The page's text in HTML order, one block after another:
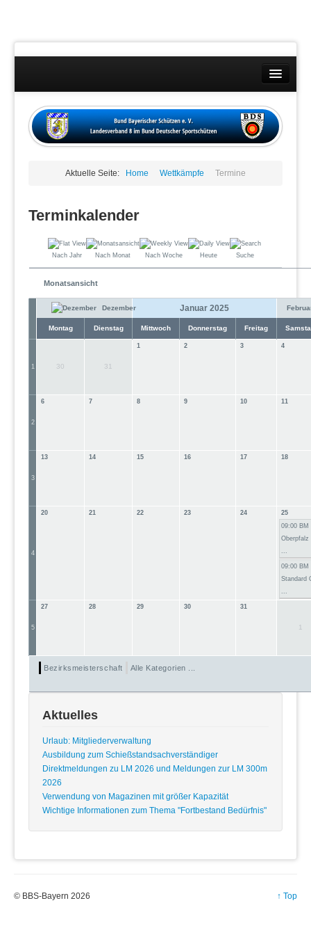
Wettkämpfe
Datenschutzübersicht
Aktuelle Seite: Home Wettkämpfe Termine
Terminkalender
Nach Jahr Nach Monat Nach Woche Heute Suche
Monatsansicht
Dezember Januar 2025
Montag Dienstag Mittwoch Donnerstag Freitag
1 30 31
1 2 3 4
2
6 7 8 9 10 11
3
13 14 15 16 17 18
4
20 21 22 23 24
25
09:00 BM
Oberpfalz
09:00 BM
Standard
5
27 28 29 30 31
1
Bezirksmeisterschaft Alle Kategorien ...
Aktuelles
Urlaub: Mitgliederverwaltung
Ausbildung zum Schießstandsachverständiger
Direktmeldungen zu LM 2026 und Meldungen zur LM 300m
2026
Verwendung von Magazinen mit größer Kapazität
Wichtige Informationen zum Thema "Fortbestand Bedürfnis"
↑ Top
© BBS-Bayern 2026